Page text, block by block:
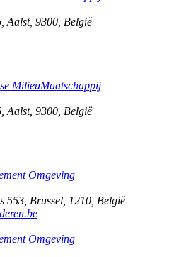
Aalst, 9300 België
MilieuMaatschappij
Aalst, 9300 België
Omgeving
553 Brussel 1210 België
Omgeving